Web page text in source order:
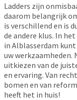
Ladders zijn
daarom belangrijk
is verschillend en is
de andere klus. In
in Alblasserdam
uw werkzaamheden.
uitkiezen van de
en ervaring. Van
bomen en van
heeft het in huis!